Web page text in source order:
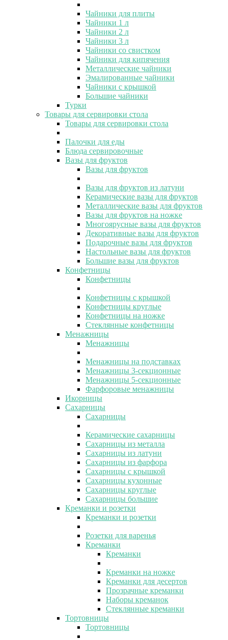
Чайники для плиты
Чайники 1 л
Чайники 2 л
Чайники 3 л
Чайники со свистком
Чайники для кипячения
Металлические чайники
Эмалированные чайники
Чайники с крышкой
Большие чайники
Турки
Товары для сервировки стола
Товары для сервировки стола
Палочки для еды
Блюда сервировочные
Вазы для фруктов
Вазы для фруктов
Вазы для фруктов из латуни
Керамические вазы для фруктов
Металлические вазы для фруктов
Вазы для фруктов на ножке
Многоярусные вазы для фруктов
Декоративные вазы для фруктов
Подарочные вазы для фруктов
Настольные вазы для фруктов
Большие вазы для фруктов
Конфетницы
Конфетницы
Конфетницы с крышкой
Конфетницы круглые
Конфетницы на ножке
Стеклянные конфетницы
Менажницы
Менажницы
Менажницы на подставках
Менажницы 3-секционные
Менажницы 5-секционные
Фарфоровые менажницы
Икорницы
Сахарницы
Сахарницы
Керамические сахарницы
Сахарницы из металла
Сахарницы из латуни
Сахарницы из фарфора
Сахарницы с крышкой
Сахарницы кухонные
Сахарницы круглые
Сахарницы большие
Креманки и розетки
Креманки и розетки
Розетки для варенья
Креманки
Креманки
Креманки на ножке
Креманки для десертов
Прозрачные креманки
Наборы креманок
Стеклянные креманки
Тортовницы
Тортовницы